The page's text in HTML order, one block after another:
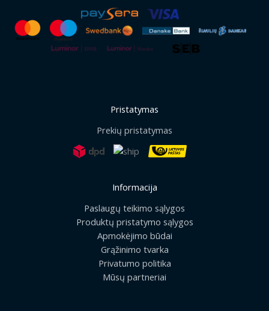
Pristatymas
Prekių pristatymas
Informacija
Paslaugų teikimo sąlygos
Produktų pristatymo sąlygos
Apmokėjimo būdai
Grąžinimo tvarka
Privatumo politika
Mūsų partneriai